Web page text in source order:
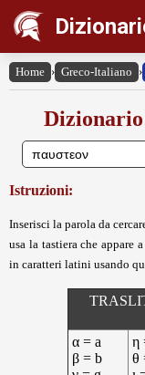
Home › Greco-Italiano ›
Istruzioni:
Inserisci la parola da
usa la tastiera che appare
in caratteri latini usando
α = a
β = b
η
θ